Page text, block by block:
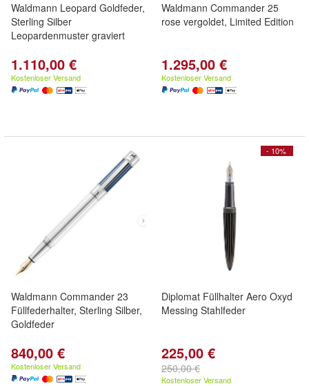
Waldmann Leopard Goldfeder,
Sterling Silber
Leopardenmuster graviert
1.110,00 €
Kostenloser Versand
Waldmann Commander 25
rose vergoldet, Limited Edition
1.295,00 €
Kostenloser Versand
Waldmann Commander 23
Füllfederhalter, Sterling Silber,
Goldfeder
840,00 €
Kostenloser Versand
- 10%
Diplomat Füllhalter Aero Oxyd
Messing Stahlfeder
225,00 €
250,00 €
Kostenloser Versand